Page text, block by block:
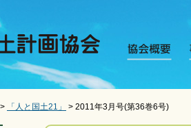
> 「人と国土21」 > 2011年3月号(第36巻6号)